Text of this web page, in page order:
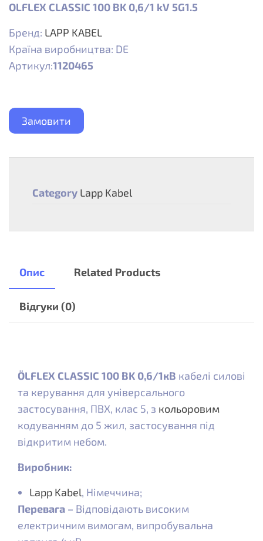
OLFLEX CLASSIC 100 BK 0,6/1 kV 5G1.5
Бренд: LAPP KABEL
Країна виробництва: DE
Артикул:1120465
Замовити
Category Lapp Kabel
Опис Related Products
Відгуки (0)
ÖLFLEX CLASSIC 100 BK 0,6/1кВ кабелі силові
та керування для універсального
застосування, ПВХ, клас 5, з кольоровим
кодуванням до 5 жил, застосування під
відкритим небом.
Виробник:
Lapp Kabel, Німеччина;
Перевага – Відповідають високим
електричним вимогам, випробувальна